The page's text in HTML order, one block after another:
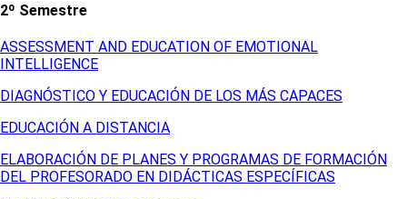
2º Semestre
ASSESSMENT AND EDUCATION OF EMOTIONAL
INTELLIGENCE
DIAGNÓSTICO Y EDUCACIÓN DE LOS MÁS CAPACES
EDUCACIÓN A DISTANCIA
ELABORACIÓN DE PLANES Y PROGRAMAS DE FORMACIÓN
DEL PROFESORADO EN DIDÁCTICAS ESPECÍFICAS